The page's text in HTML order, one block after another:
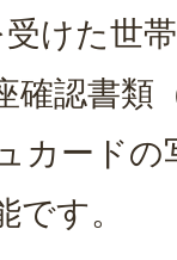
けた世
確認書類
カード
す。